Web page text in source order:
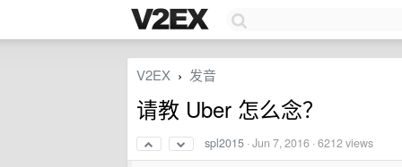
V2EX › 发音
请教 Uber 怎么念？
spl2015 ·Jun 7, 2016 · 6212 views